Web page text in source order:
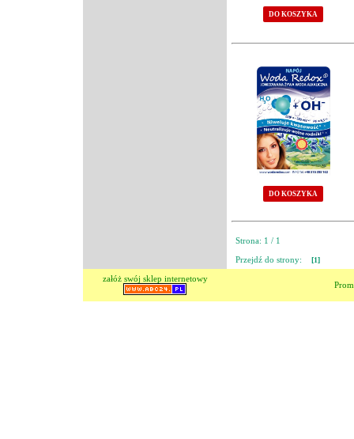
DO KOSZYKA
DO KOSZYKA
Strona: 1 / 1
Przejdź do strony:
[1]
załóż swój sklep internetowy